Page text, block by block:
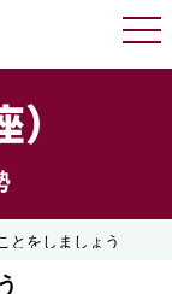
とをしましょう